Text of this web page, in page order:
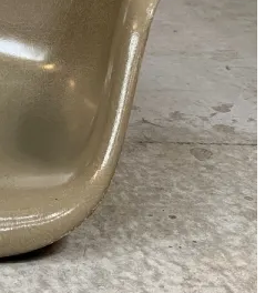
ファ
ソファ
ド